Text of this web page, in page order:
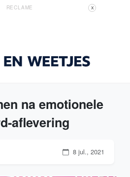
RECLAME X
na emotionele
aflevering
8 jul., 2021